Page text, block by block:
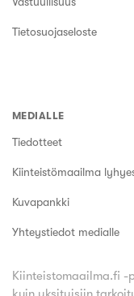
Tietosuojaseloste
MEDIALLE
Tiedotteet
Kiinteistömaailma
Kuvapankki
Yhteystiedot medialle
Kiinteistomaailma.fi -